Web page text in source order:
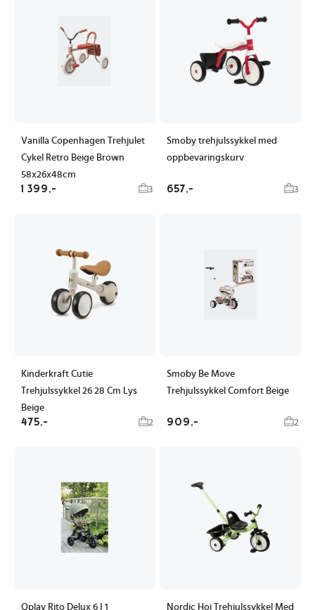
Vanilla Copenhagen Trehjulet
Cykel Retro Beige Brown
58x26x48cm
1 399,- 3
Smoby trehjulssykkel med
oppbevaringskurv
657,- 3
Kinderkraft Cutie
Trehjulssykkel 26 28 Cm Lys
Beige
475,- 2
Smoby Be Move
Trehjulssykkel Comfort Beige
909,- 2
Qplay Rito Delux 6 I 1
Nordic Hoj Trehjulssykkel Med